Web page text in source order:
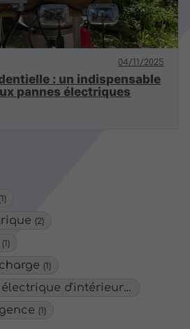
(2)
(1)
(1)
Installation électrique d'intérieur/extérieur
(1)
04/11/2025
: un indispensable
pannes électriques